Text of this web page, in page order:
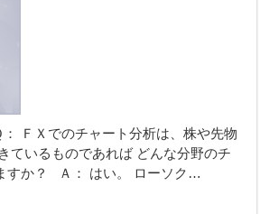
ＦＸでのチャート分析は、株や先物
ているものであれば どんな分野のチ
すか？ Ａ： はい。 ローソク…